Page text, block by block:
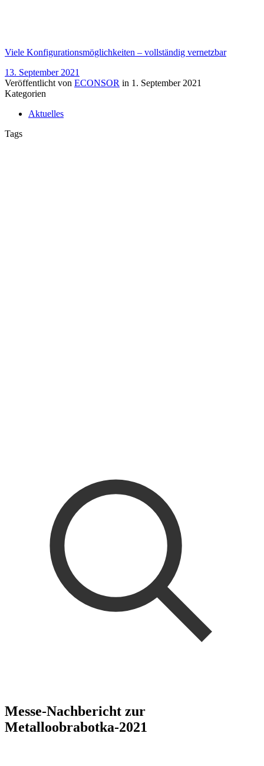
Viele Konfigurationsmöglichkeiten – vollständig vernetzbar
13. September 2021
Veröffentlicht von ECONSOR in 1. September 2021
Kategorien
Aktuelles
Tags
Messe-Nachbericht zur
Metalloobrabotka-2021